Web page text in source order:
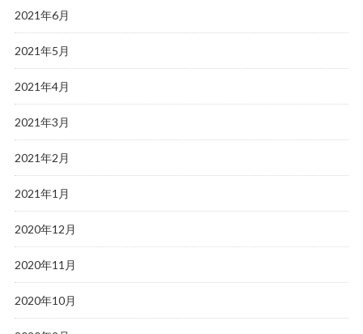
2021年6月
2021年5月
2021年4月
2021年3月
2021年2月
2021年1月
2020年12月
2020年11月
2020年10月